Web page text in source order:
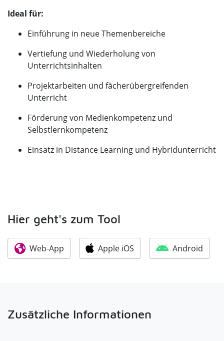
Ideal für:
Einführung in neue Themenbereiche
Vertiefung und Wiederholung von
Unterrichtsinhalten
Projektarbeiten und fächerübergreifenden
Unterricht
Förderung von Medienkompetenz und
Selbstlernkompetenz
Einsatz in Distance Learning und Hybridunterricht
Hier geht's zum Tool
Web-App Apple iOS Android
Zusätzliche Informationen